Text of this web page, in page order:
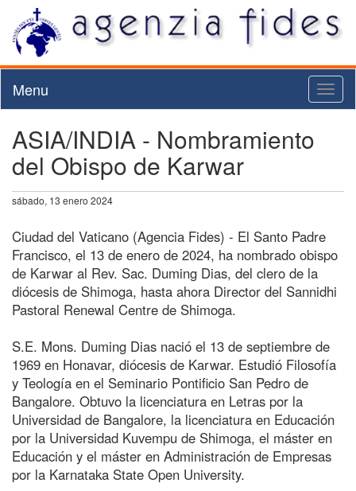
Menu
ASIA/INDIA - Nombramiento
del Obispo de Karwar
sábado, 13 enero 2024
Ciudad del Vaticano (Agencia Fides) - El Santo Padre
Francisco, el 13 de enero de 2024, ha nombrado obispo
de Karwar al Rev. Sac. Duming Dias, del clero de la
diócesis de Shimoga, hasta ahora Director del Sannidhi
Pastoral Renewal Centre de Shimoga.
S.E. Mons. Duming Dias nació el 13 de septiembre de
1969 en Honavar, diócesis de Karwar. Estudió Filosofía
y Teología en el Seminario Pontificio San Pedro de
Bangalore. Obtuvo la licenciatura en Letras por la
Universidad de Bangalore, la licenciatura en Educación
por la Universidad Kuvempu de Shimoga, el máster en
Educación y el máster en Administración de Empresas
por la Karnataka State Open University.